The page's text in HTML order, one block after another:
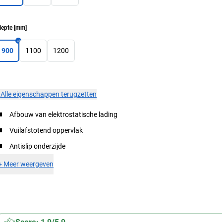
[mm]
900 1100 1200
Alle eigenschappen terugzetten
Afbouw van elektrostatische lading
Vuilafstotend oppervlak
Antislip onderzijde
Meer weergeven